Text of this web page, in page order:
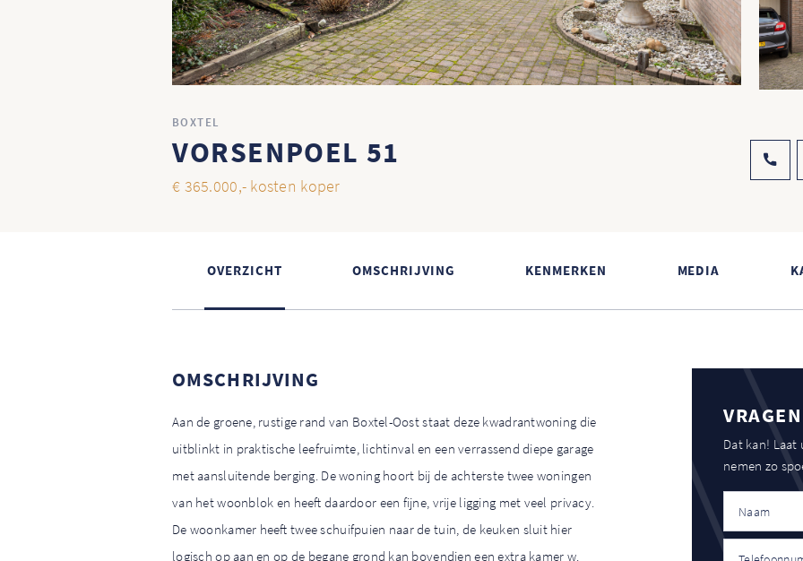
BOXTEL
VORSENPOEL 51
€ 365.000,- kosten koper
OVERZICHT OMSCHRIJVING KENMERKEN MEDIA
OMSCHRIJVING
Aan de groene, rustige rand van Boxtel-Oost staat deze kwadrantwoning die
uitblinkt in praktische leefruimte, lichtinval en een verrassend diepe garage
met aansluitende berging. De woning hoort bij de achterste twee woningen
van het woonblok en heeft daardoor een fijne, vrije ligging met veel privacy.
De woonkamer heeft twee schuifpuien naar de tuin, de keuken sluit hier
logisch op aan en op de begane grond kan bovendien een extra kamer w.
Dat kan!
nemen zo